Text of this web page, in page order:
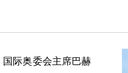
国际奥委会主席巴赫